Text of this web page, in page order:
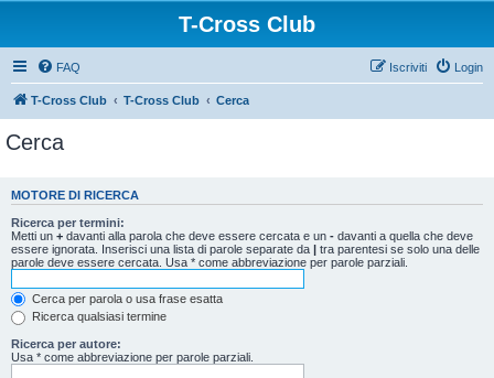
T-Cross Club
FAQ Login
Iscriviti
T-Cross Club T-Cross Club Cerca
Cerca
MOTORE DI RICERCA
Ricerca per termini:
Metti un + davanti alla parola che deve essere cercata e un - davanti a quella che deve
essere ignorata. Inserisci una lista di parole separate da | tra parentesi se solo una delle
parole deve essere cercata. Usa * come abbreviazione per parole parziali.
Cerca per parola o usa frase esatta
Ricerca qualsiasi termine
Ricerca per autore:
Usa * come abbreviazione per parole parziali.